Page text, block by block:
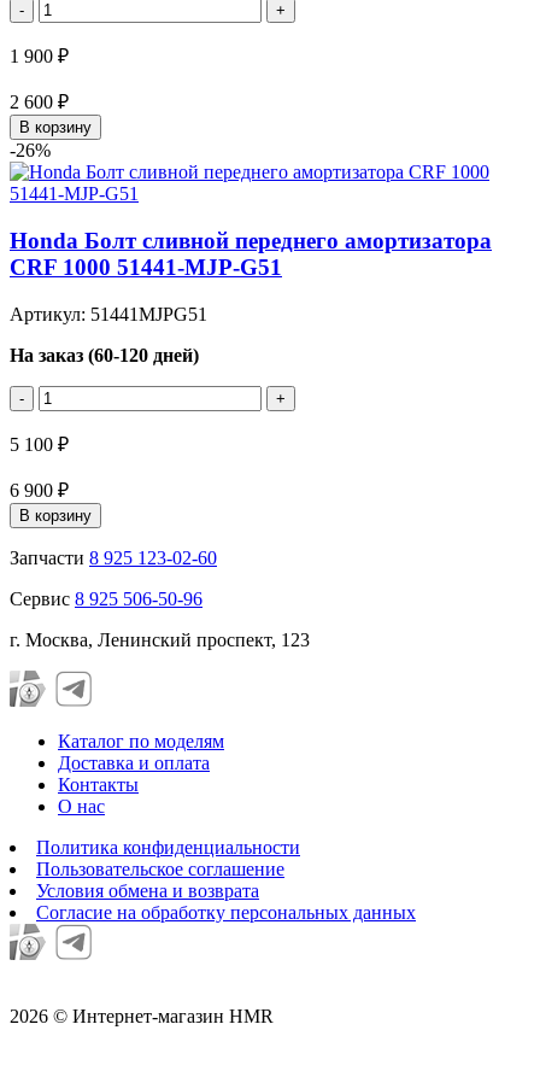
- +
1 900 ₽
2 600 ₽
В корзину
-26%
Honda Болт сливной переднего амортизатора
CRF 1000 51441-MJP-G51
Артикул: 51441MJPG51
На заказ (60-120 дней)
- +
5 100 ₽
6 900 ₽
В корзину
Запчасти 8 925 123-02-60
Сервис 8 925 506-50-96
г. Москва, Ленинский проспект, 123
Каталог по моделям
Доставка и оплата
Контакты
О нас
Политика конфиденциальности
Пользовательское соглашение
Условия обмена и возврата
Согласие на обработку персональных данных
2026 © Интернет-магазин HMR